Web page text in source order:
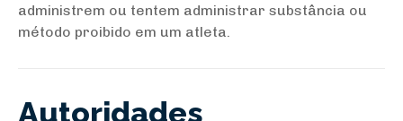
administrem ou tentem administrar substância ou
método proibido em um atleta.
Autoridades